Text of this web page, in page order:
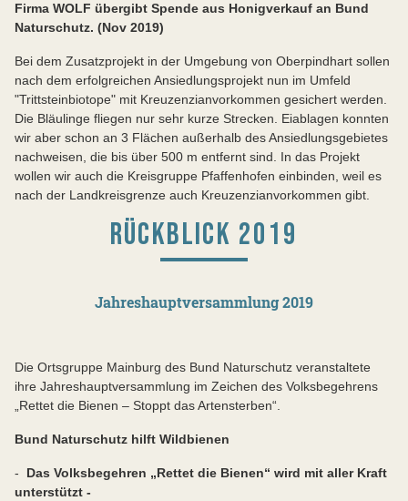
Firma WOLF übergibt Spende aus Honigverkauf an Bund
Naturschutz. (Nov 2019)
Bei dem Zusatzprojekt in der Umgebung von Oberpindhart sollen
nach dem erfolgreichen Ansiedlungsprojekt nun im Umfeld
"Trittsteinbiotope" mit Kreuzenzianvorkommen gesichert werden.
Die Bläulinge fliegen nur sehr kurze Strecken. Eiablagen konnten
wir aber schon an 3 Flächen außerhalb des Ansiedlungsgebietes
nachweisen, die bis über 500 m entfernt sind. In das Projekt
wollen wir auch die Kreisgruppe Pfaffenhofen einbinden, weil es
nach der Landkreisgrenze auch Kreuzenzianvorkommen gibt.
RÜCKBLICK 2019
Jahreshauptversammlung 2019
Die Ortsgruppe Mainburg des Bund Naturschutz veranstaltete
ihre Jahreshauptversammlung im Zeichen des Volksbegehrens
„Rettet die Bienen – Stoppt das Artensterben“.
Bund Naturschutz hilft Wildbienen
- Das Volksbegehren „Rettet die Bienen“ wird mit aller Kraft
unterstützt -